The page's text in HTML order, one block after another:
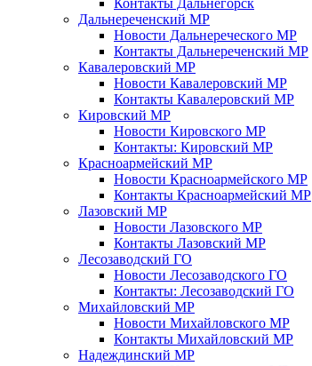
Дальнереченский МР
Новости Дальнереческого МР
Контакты Дальнереченский МР
Кавалеровский МР
Новости Кавалеровский МР
Контакты Кавалеровский МР
Кировский МР
Новости Кировского МР
Контакты: Кировский МР
Красноармейский МР
Новости Красноармейского МР
Контакты Красноармейский МР
Лазовский МР
Новости Лазовского МР
Контакты Лазовский МР
Лесозаводский ГО
Новости Лесозаводского ГО
Контакты: Лесозаводский ГО
Михайловский МР
Новости Михайловского МР
Контакты Михайловский МР
Надеждинский МР